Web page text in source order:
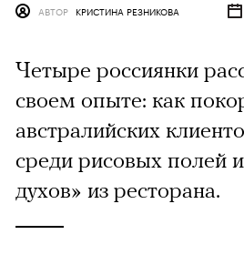
АВТОР КРИСТИНА РЕЗНИКОВА
Четыре россиянки
своем опыте: как
австралийских
среди рисовых полей
духов» из ресторана.​